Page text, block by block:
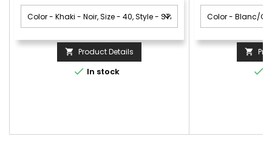
 Product Details
 In stock

